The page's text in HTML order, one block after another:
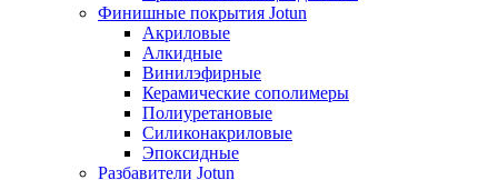
Финишные покрытия Jotun
Акриловые
Алкидные
Винилэфирные
Керамические сополимеры
Полиуретановые
Силиконакриловые
Эпоксидные
Разбавители Jotun